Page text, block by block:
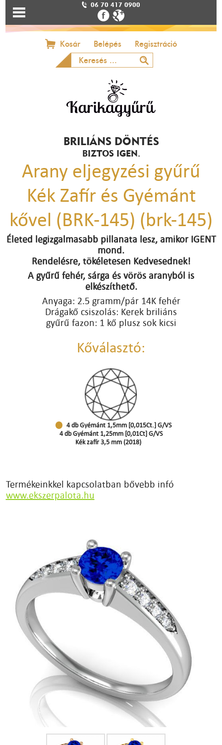
06 70 417 0900
Kosár Belépés Regisztráció
BRILIÁNS DÖNTÉS
BIZTOS IGEN.
Arany eljegyzési gyűrű
Kék Zafír és Gyémánt
kővel (BRK-145) (brk-145)
Életed legizgalmasabb pillanata lesz, amikor IGENT
mond.
Rendelésre, tökéletesen Kedvesednek!
A gyűrű fehér, sárga és vörös aranyból is
elkészíthető.
Anyaga: 2.5 gramm/pár 14K fehér
Drágakő csiszolás: Kerek briliáns
gyűrű fazon: 1 kő plusz sok kicsi
Kőválasztó:
4 db Gyémánt 1,5mm [0,015Ct.] G/VS
4 db Gyémánt 1,25mm [0,01Ct] G/VS
Kék zafír 3,5 mm (2018)
Termékeinkkel kapcsolatban bővebb infó
www.ekszerpalota.hu